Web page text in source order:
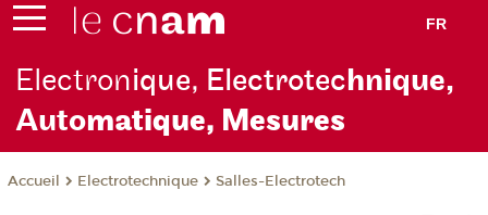
FR
Electronique, Electrotechnique,
Automatique, Mesures
Accueil Electrotechnique Salles-Electrotech